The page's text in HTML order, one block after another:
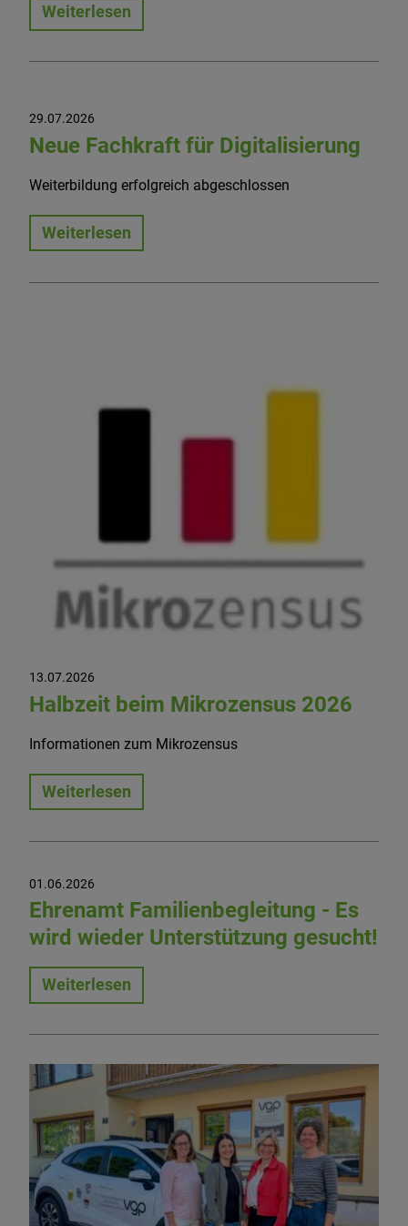
Weiterlesen
29.07.2026
Neue Fachkraft für Digitalisierung
Weiterbildung erfolgreich abgeschlossen
Weiterlesen
13.07.2026
Halbzeit beim Mikrozensus 2026
Informationen zum Mikrozensus
Weiterlesen
01.06.2026
Ehrenamt Familienbegleitung - Es
wird wieder Unterstützung gesucht!
Weiterlesen